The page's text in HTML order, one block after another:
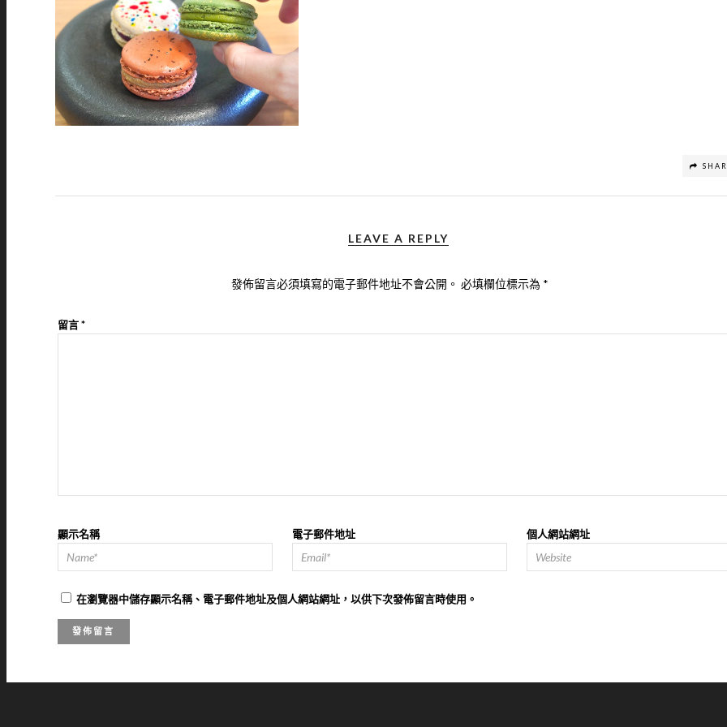
LEAVE A REPLY
發佈留言必須填寫的電子郵件地址不會公開。 必填欄位標示為 *
留言*
顯示名稱 電子郵件地址 個人網站網址
在瀏覽器中儲存顯示名稱、電子郵件地址及個人網站網址，以供下次發佈留言時使用。